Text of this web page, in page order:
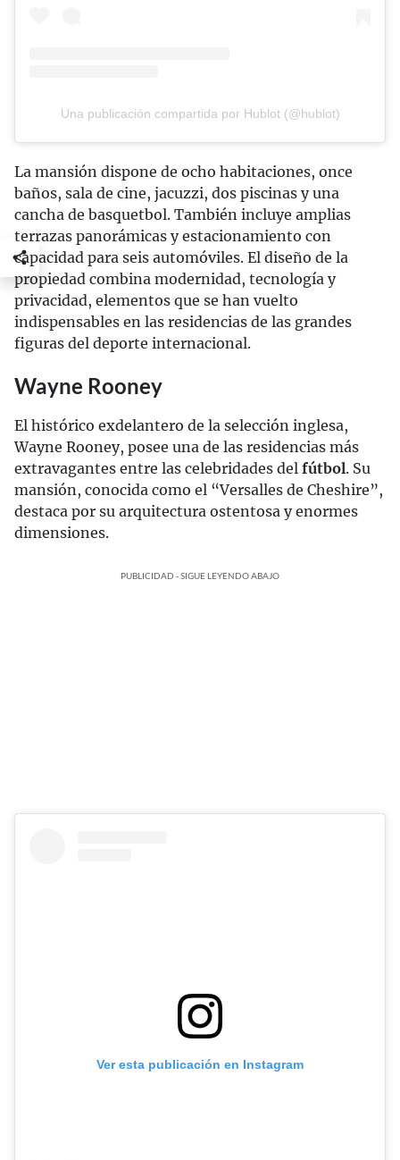
Una publicación compartida por Hublot (@hublot)
La mansión dispone de ocho habitaciones, once
baños, sala de cine, jacuzzi, dos piscinas y una
cancha de basquetbol. También incluye amplias
terrazas panorámicas y estacionamiento con
capacidad para seis automóviles. El diseño de la
propiedad combina modernidad, tecnología y
privacidad, elementos que se han vuelto
indispensables en las residencias de las grandes
figuras del deporte internacional.
Wayne Rooney
El histórico exdelantero de la selección inglesa,
Wayne Rooney, posee una de las residencias más
extravagantes entre las celebridades del fútbol. Su
mansión, conocida como el “Versalles de Cheshire”,
destaca por su arquitectura ostentosa y enormes
dimensiones.
PUBLICIDAD - SIGUE LEYENDO ABAJO
Ver esta publicación en Instagram